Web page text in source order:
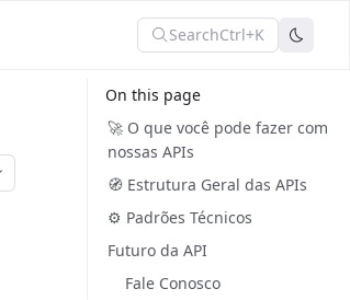
SearchCtrl+K
On this page
🚀 O que você pode fazer com
nossas APIs
🧭 Estrutura Geral das APIs
⚙️ Padrões Técnicos
Futuro da API
Fale Conosco